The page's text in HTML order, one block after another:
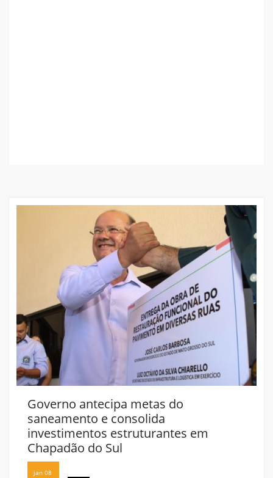
Governo antecipa metas do
saneamento e consolida
investimentos estruturantes em
Chapadão do Sul
jan 08